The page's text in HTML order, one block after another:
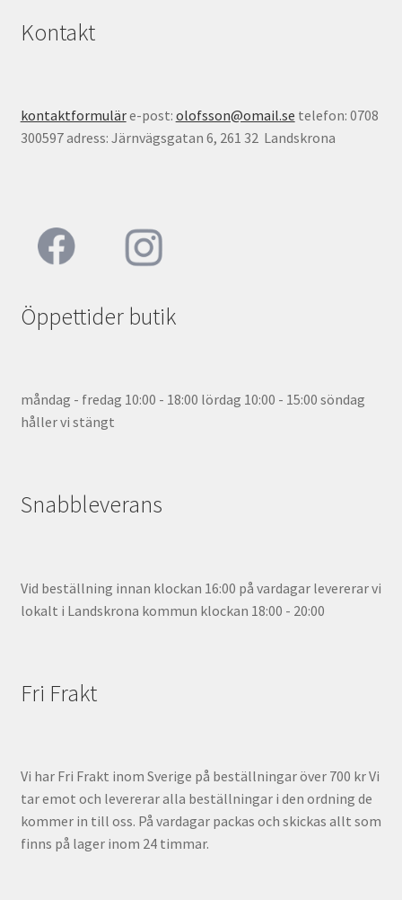
Kontakt
kontaktformuläre-post: olofsson@omail.se telefon: 0708
300597 adress: Järnvägsgatan 6, 261 32 Landskrona
Öppettider butik
måndag - fredag 10:00 - 18:00 lördag 10:00 - 15:00 söndag
håller vi stängt
Snabbleverans
Vid beställning innan klockan 16:00 på vardagar levererar vi
lokalt i Landskrona kommun klockan 18:00 - 20:00
Fri Frakt
Vi har Fri Frakt inom Sverige på beställningar över 700 kr Vi
tar emot och levererar alla beställningar i den ordning de
kommer in till oss. På vardagar packas och skickas allt som
finns på lager inom 24 timmar.